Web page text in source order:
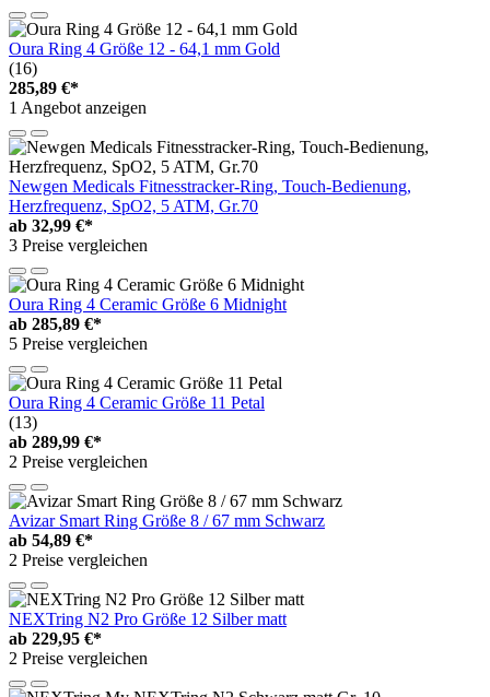
Oura Ring 4 Größe 12 - 64,1 mm Gold
(16)
285,89 €*
1 Angebot anzeigen
Newgen Medicals Fitnesstracker-Ring, Touch-Bedienung,
Herzfrequenz, SpO2, 5 ATM, Gr.70
ab 32,99 €*
3 Preise vergleichen
Oura Ring 4 Ceramic Größe 6 Midnight
ab 285,89 €*
5 Preise vergleichen
Oura Ring 4 Ceramic Größe 11 Petal
(13)
ab 289,99 €*
2 Preise vergleichen
Avizar Smart Ring Größe 8 / 67 mm Schwarz
ab 54,89 €*
2 Preise vergleichen
NEXTring N2 Pro Größe 12 Silber matt
ab 229,95 €*
2 Preise vergleichen